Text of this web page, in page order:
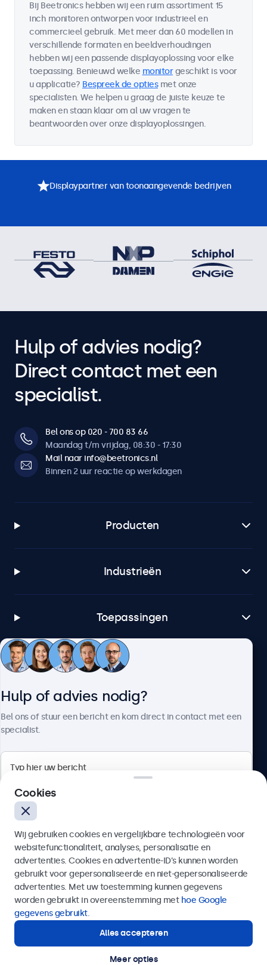
Bij Beetronics hebben wij een ruim assortiment 15
inch monitoren ontworpen voor industrieel en
commercieel gebruik. Met meer dan 60 modellen in
verschillende formaten en beeldverhoudingen
hebben wij een passende displayoplossing voor elke
toepassing. Benieuwd welke monitorgeschikt is voor
u applicatie? Bespreek de optiesmet onze
specialisten. We helpen u graag de juiste keuze te
maken en staan klaar om al uw vragen te
beantwoorden over onze displayoplossingen.
Displaypartner van toonaangevende bedrijven
Hulp of advies nodig?
Direct contact met een
specialist.
Bel ons op 020 - 700 83 66
Maandag t/m vrijdag, 08:30 - 17:30
Mail naar info@beetronics.nl
Binnen 2 uur reactie op werkdagen
Producten
Industrieën
Toepassingen
Klantenservice
4.8/5 door 5000+ bedrijven
Nederlands
Hulp of advies nodig?
Bel ons of stuur een bericht en kom direct in contact met een
specialist.
Verzenden
Of bel ons op
Hulp of advies nodig?
Direct contact met een specialist.
Cookies
Wij gebruiken cookies en vergelijkbare technologieën voor
websitefunctionaliteit, analyses, personalisatie en
advertenties. Cookies en advertentie-ID’s kunnen worden
gebruikt voor gepersonaliseerde en niet-gepersonaliseerde
advertenties. Met uw toestemming kunnen gegevens
worden gebruikt in overeenstemming met hoe Google
gegevens gebruikt.
Alles accepteren
Meer opties